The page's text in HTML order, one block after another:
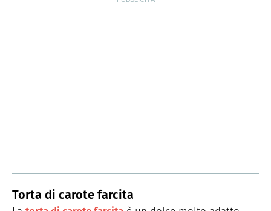
Torta di carote farcita